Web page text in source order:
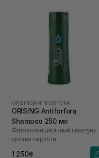
ORISING ANTIFORFORA
ORISING Antiforfora
Shampoo 250 мл
Фитоэссенциальный шампунь
против перхоти
1 250₴